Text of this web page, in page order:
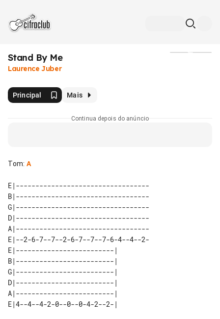
Stand By Me
Laurence Juber
Principal Mais
Continua depois do anúncio
Tom: A
E|----------------------------------
B|----------------------------------
G|----------------------------------
D|----------------------------------
A|----------------------------------
E|--2-6-7--7--2-6-7--7--7-6-4--4--2-
E|-------------------------|
B|-------------------------|
G|-------------------------|
D|-------------------------|
A|-------------------------|